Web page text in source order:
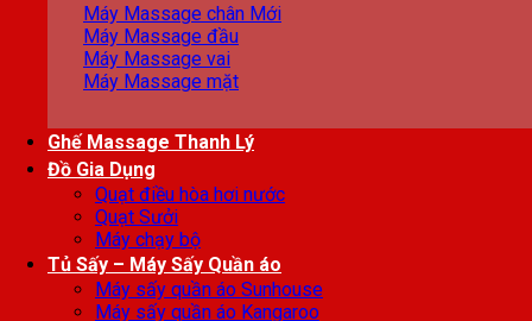
Máy Massage chân
Máy Massage đầu
Máy Massage vai
Máy Massage mặt
Ghế Massage Thanh Lý
Đồ Gia Dụng
Quạt điều hòa hơi nước
Quạt Sưởi
Máy chạy bộ
Tủ Sấy – Máy Sấy Quần áo
Máy sấy quần áo Sunhouse
Máy sấy quần áo Kangaroo